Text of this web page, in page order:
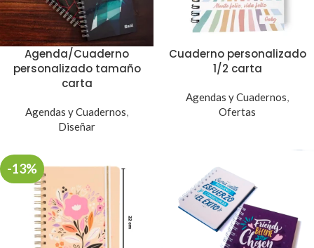
Agenda/Cuaderno
personalizado tamaño
carta
Agendas y Cuadernos,
Diseñar
Cuaderno personalizado
1/2 carta
Agendas y Cuadernos,
Ofertas
-13%